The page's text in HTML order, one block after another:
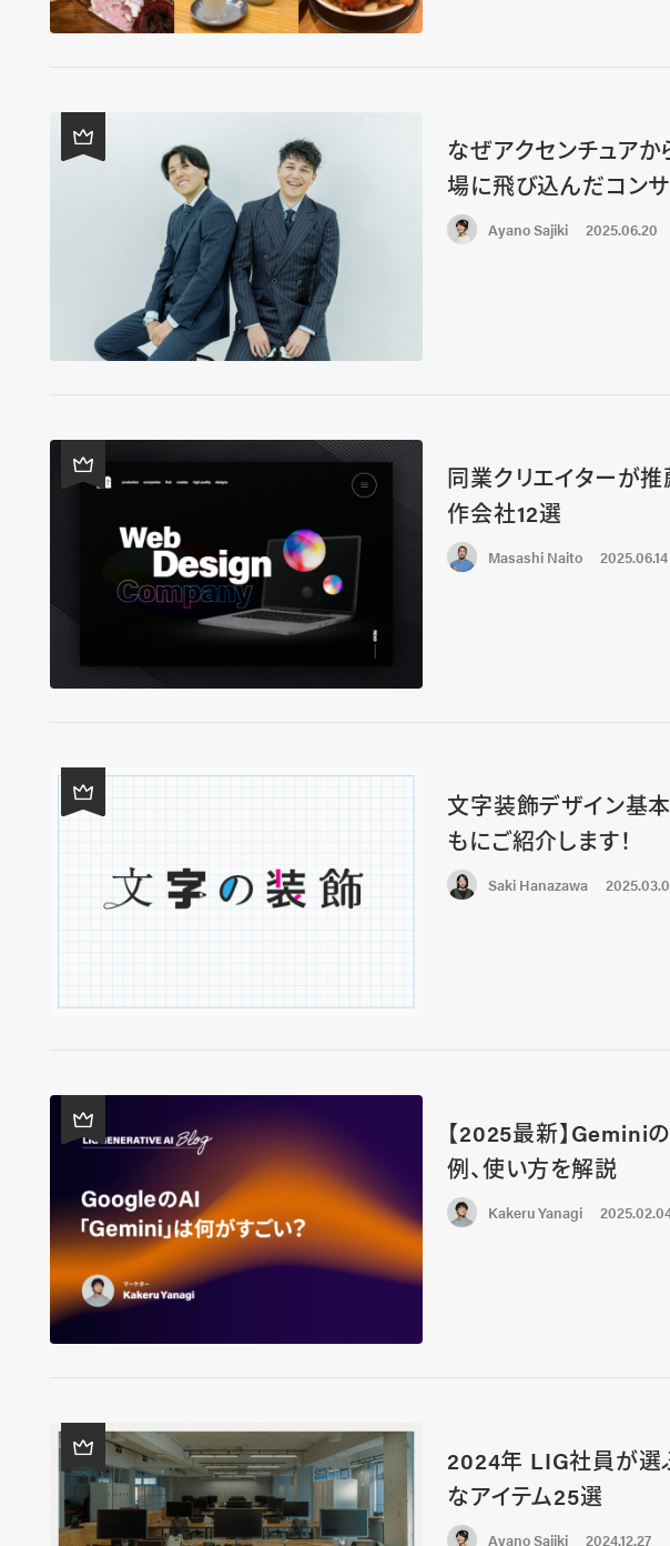
なぜアクセンチュアか
場に飛び込んだコン
Ayano Sajiki 2025.06.20
同業クリエイターが
作会社12選
Masashi Naito 2025.06.14
文字装飾デザイン基
もにご紹介します！
Saki Hanazawa
【2025最新】Gemini
例、使い方を解説
Kakeru Yanagi
2024年 LIG社員が選
なアイテム25選
Ayano Sajiki 2024.12.27